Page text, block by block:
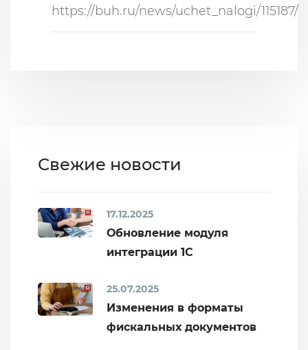
https://buh.ru/news/uchet_nalogi/115187/
Свежие новости
17.12.2025
Обновление модуля
интеграции 1С
25.07.2025
Изменения в форматы
фискальных документов